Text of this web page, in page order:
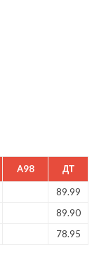
A98 ДТ
89.99
89.90
78.95